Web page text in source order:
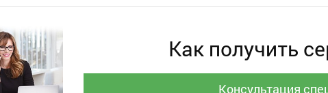
Как получить
Консультация